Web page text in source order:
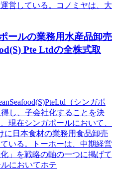
営している。コノミヤは、大
ールの業務用水産品卸売
Pte Ltdの全株式取
（シンガポ
し、子会社化することを決
現在シンガポールにおいて、
に日本食材の業務用食品卸売
いる。トーホーは、中期経営
」を戦略の軸の一つに掲げて
においてホテ